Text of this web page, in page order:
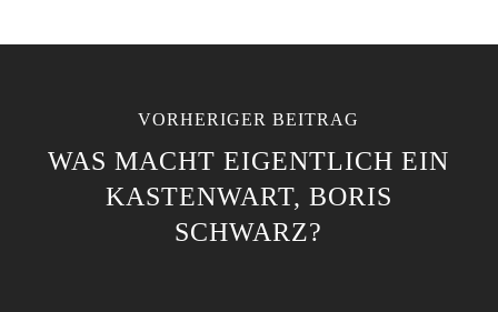
VORHERIGER BEITRAG
WAS MACHT EIGENTLICH EIN
KASTENWART, BORIS
SCHWARZ?